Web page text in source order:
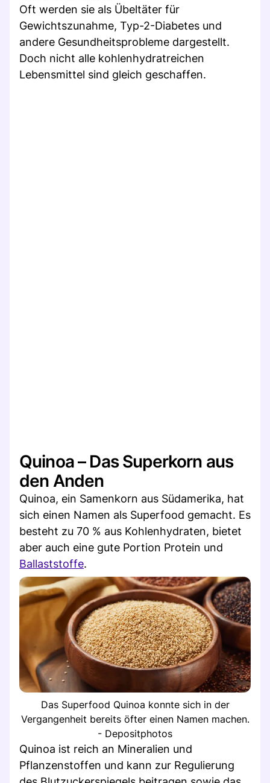
Oft werden sie als Übeltäter für
Gewichtszunahme, Typ-2-Diabetes und
andere Gesundheitsprobleme dargestellt.
Doch nicht alle kohlenhydratreichen
Lebensmittel sind gleich geschaffen.
Quinoa – Das Superkorn aus
den Anden
Quinoa, ein Samenkorn aus Südamerika, hat
sich einen Namen als Superfood gemacht. Es
besteht zu 70 % aus Kohlenhydraten, bietet
aber auch eine gute Portion Protein und
Ballaststoffe.
Das Superfood Quinoa konnte sich in der
Vergangenheit bereits öfter einen Namen machen.
- Depositphotos
Quinoa ist reich an Mineralien und
Pflanzenstoffen und kann zur Regulierung